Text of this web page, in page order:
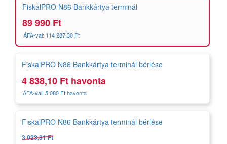
FiskalPRO N86 Bankkártya terminál
89 990 Ft
ÁFA-val: 114 287,30 Ft
FiskalPRO N86 Bankkártya terminál bérlése
4 838,10 Ft havonta
ÁFA-val: 5 080 Ft havonta
FiskalPRO N86 Bankkártya terminál bérlése
3 023,81 Ft